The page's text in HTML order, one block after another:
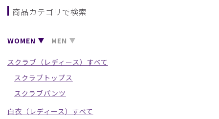
商品カテゴリで検索
WOMEN MEN
スクラブ（レディース）すべて
スクラブトップス
スクラブパンツ
白衣（レディース）すべて